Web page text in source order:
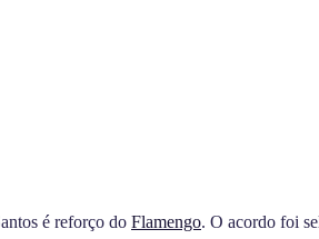
é reforço do Flamengo. O acordo foi